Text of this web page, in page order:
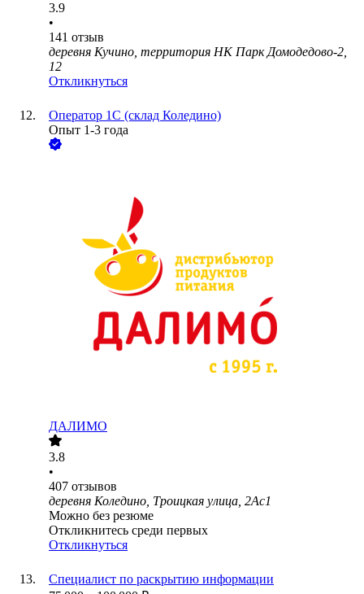
3.9
•
141 отзыв
деревня Кучино, территория НК Парк Домодедово-2,
12
Откликнуться
Оператор 1С (склад Коледино)
Опыт 1-3 года
ДАЛИМО
3.8
•
407 отзывов
деревня Коледино, Троицкая улица, 2Ас1
Можно без резюме
Откликнитесь среди первых
Откликнуться
Специалист по раскрытию информации